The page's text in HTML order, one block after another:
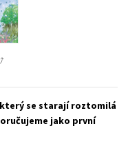
který se starají roztomilá
jako první